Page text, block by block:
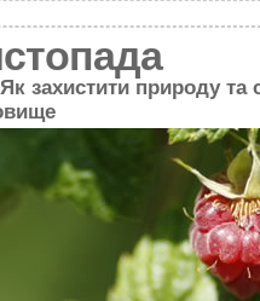
захистити природу та